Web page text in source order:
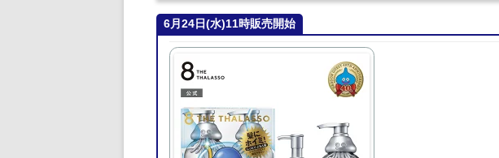
6月24日(水)11時販売開始